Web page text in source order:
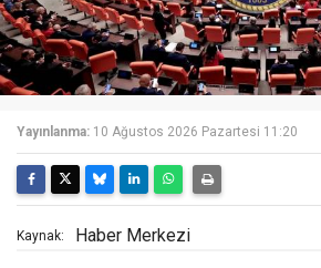
Yayınlanma: 10 Ağustos 2026 Pazartesi 11:20
Kaynak: Haber Merkezi